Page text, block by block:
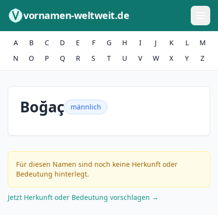
vornamen-weltweit.de
A B C D E F G H I J K L
M
N
O P Q R S T U V W X Y Z
Boğaç männlich
Für diesen Namen sind noch keine Herkunft oder
Bedeutung hinterlegt.
Jetzt Herkunft oder Bedeutung vorschlagen →